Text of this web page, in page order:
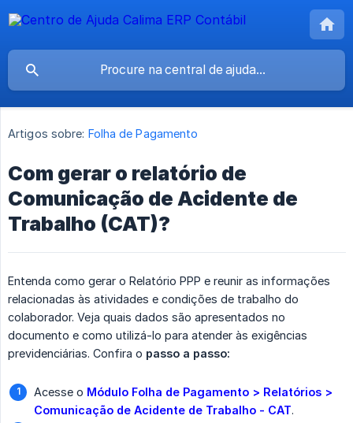
Artigos sobre: Folha de Pagamento
Com gerar o relatório de
Comunicação de Acidente de
Trabalho (CAT)?
Entenda como gerar o Relatório PPP e reunir as informações
relacionadas às atividades e condições de trabalho do
colaborador. Veja quais dados são apresentados no
documento e como utilizá-lo para atender às exigências
previdenciárias. Confira o passo a passo:
Acesse o Módulo Folha de Pagamento > Relatórios >
Comunicação de Acidente de Trabalho - CAT.